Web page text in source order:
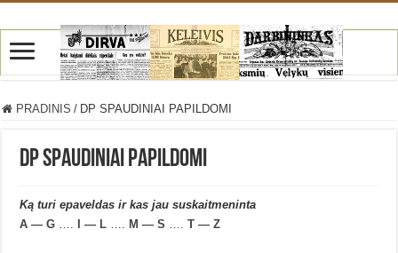
PRADINIS / DP SPAUDINIAI PAPILDOMI
DP SPAUDINIAI PAPILDOMI
Ką turi epaveldas ir kas jau suskaitmeninta
A — G
I — L M — S ….T — Z